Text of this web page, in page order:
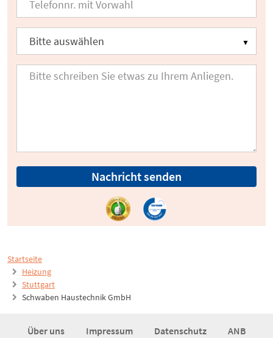
Startseite
Heizung
Stuttgart
Schwaben Haustechnik GmbH
Nachricht senden
Über uns Impressum Datenschutz ANB